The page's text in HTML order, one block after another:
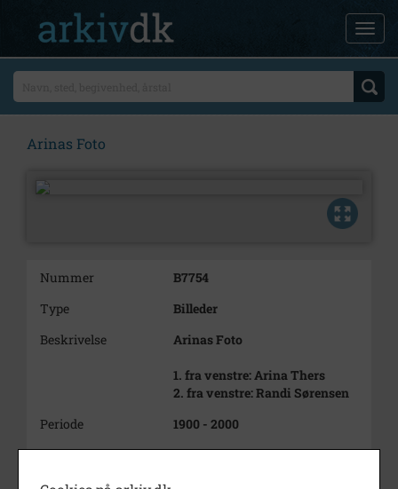
Arinas Foto
Nummer
B7754
Type
Billeder
Beskrivelse
Arinas Foto
1. fra venstre: Arina Thers
2. fra venstre: Randi Sørensen
Periode
1900 - 2000
Dateringsnote
?